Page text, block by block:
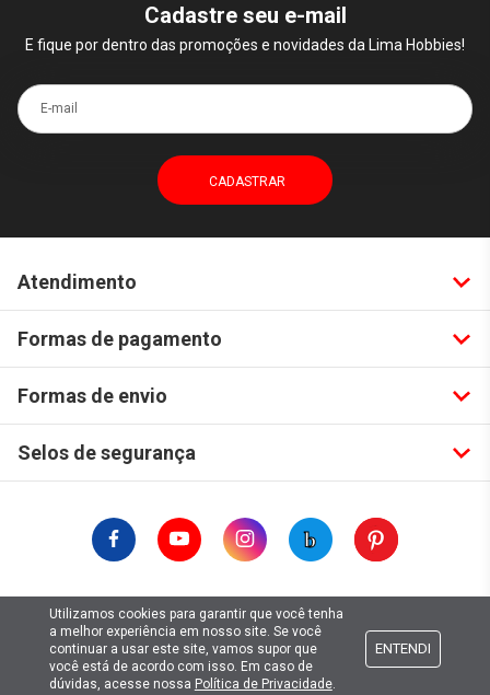
Cadastre seu e-mail
E fique por dentro das promoções e novidades da Lima Hobbies!
E-mail
Atendimento
Formas de pagamento
Formas de envio
Selos de segurança
Copyright © 2019. Todos Os Direitos Reservados.
Lima Hobbies Modelismo Eireli - EPP CNPJ: 00.149.281/0001-49
Utilizamos cookies para garantir que você tenha
a melhor experiência em nosso site. Se você
continuar a usar este site, vamos supor que
você está de acordo com isso. Em caso de
dúvidas, acesse nossa Política de Privacidade.
ENTENDI